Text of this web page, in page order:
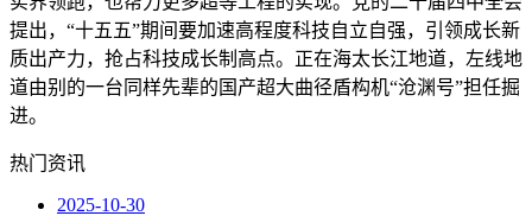
提出，“十五五”期间要加速高程度科技自立自强，引领成长新
质出产力，抢占科技成长制高点。正在海太长江地道，左线地
道由别的一台同样先辈的国产超大曲径盾构机“沧渊号”担任掘
进。
热门资讯
2025-10-30